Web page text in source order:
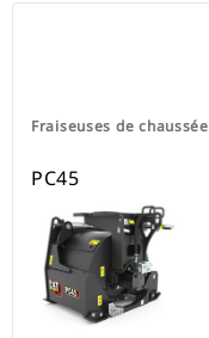
Fraiseuses de chaussée
PC45